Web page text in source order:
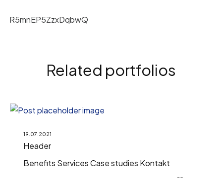
R5mnEP5ZzxDqbwQ
Related portfolios
19.07.2021
Header
Benefits Services Case studies Kontakt